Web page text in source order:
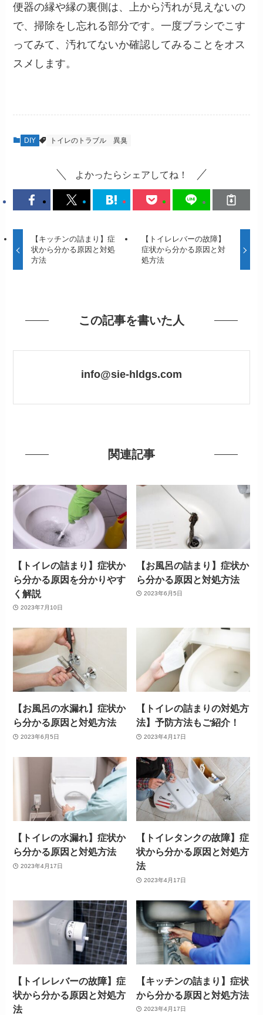
便器の縁や縁の裏側は、上から汚れが見えないの
で、掃除をし忘れる部分です。一度ブラシでこす
ってみて、汚れてないか確認してみることをオス
スメします。
DIY トイレのトラブル 異臭
よかったらシェアしてね！
【キッチンの詰まり】症
状から分かる原因と対処
方法
【トイレレバーの故障】
症状から分かる原因と対
処方法
この記事を書いた人
info@sie-hldgs.com
関連記事
【トイレの詰まり】症状か
ら分かる原因を分かりやす
く解説
2023年7月10日
【お風呂の詰まり】症状か
ら分かる原因と対処方法
2023年6月5日
【お風呂の水漏れ】症状か
ら分かる原因と対処方法
2023年6月5日
【トイレの詰まりの対処方
法】予防方法もご紹介！
2023年4月17日
【トイレの水漏れ】症状か
ら分かる原因と対処方法
2023年4月17日
【トイレタンクの故障】症
状から分かる原因と対処方
法
2023年4月17日
【トイレレバーの故障】症
状から分かる原因と対処方
法
【キッチンの詰まり】症状
から分かる原因と対処方法
2023年4月17日